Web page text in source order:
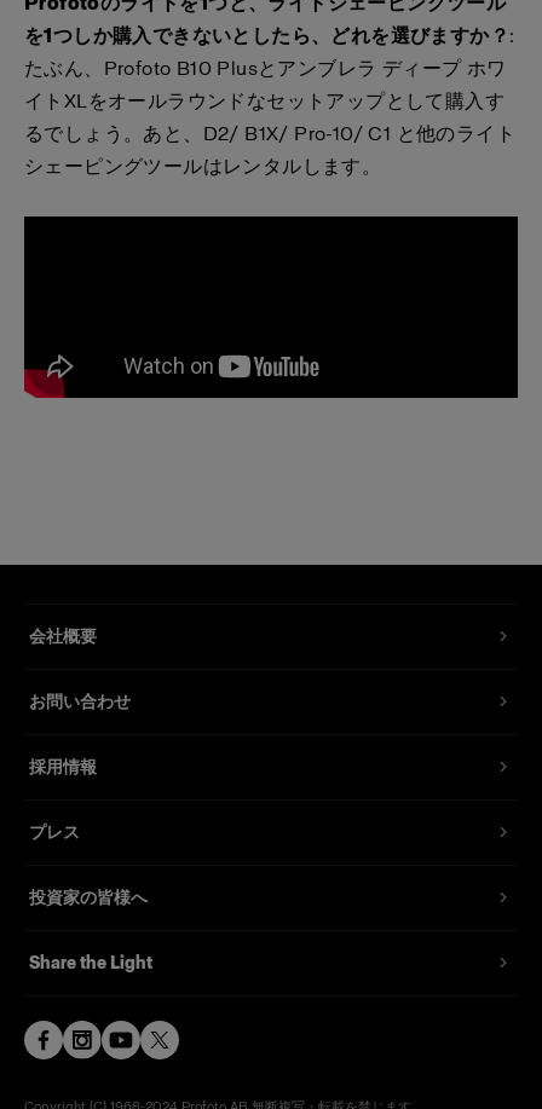
を1つしか購入できないとしたら、どれを選びますか？ :
たぶん、Profoto B10 Plusとアンブレラ ディープ ホワ
イトXLをオールラウンドなセットアップとして購入す
るでしょう。あと、D2/ B1X/ Pro-10/ C1 と他のライト
シェーピングツールはレンタルします。
会社概要
お問い合わせ
採用情報
プレス
投資家の皆様へ
Share the Light